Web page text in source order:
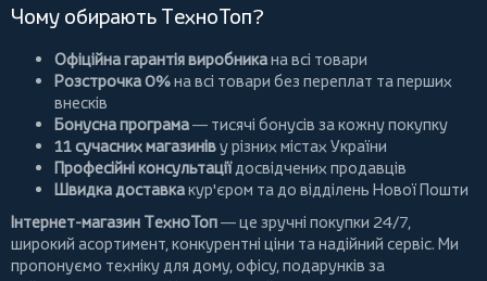
Чому обирають ТехноТоп?
Офіційна гарантія виробникана всі товари
Розстрочка 0%на всі товари без переплат та перших
внесків
Бонусна програма— тисячі бонусів за кожну покупку
11 сучасних магазиніву різних містах України
Професійні консультаціїдосвідчених продавців
Швидка доставкакур'єром та до відділень Нової Пошти
Інтернет-магазин ТехноТоп— це зручні покупки 24/7,
широкий асортимент, конкурентні ціни та надійний сервіс. Ми
пропонуємо техніку для дому, офісу, подарунків за